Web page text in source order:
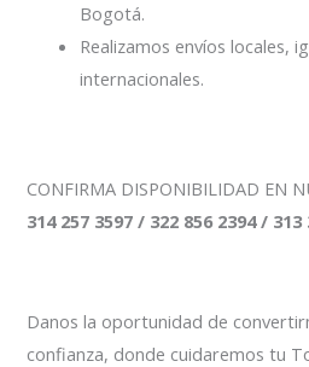
Bogotá.
Realizamos envíos locales,
internacionales.
CONFIRMA DISPONIBILIDAD EN
314 257 3597 / 322 856 2394 / 313
Danos la oportunidad de
confianza, donde cuidaremos tu